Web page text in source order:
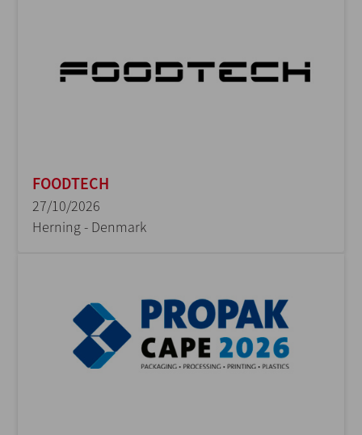
FOODTECH
27/10/2026
Herning - Denmark